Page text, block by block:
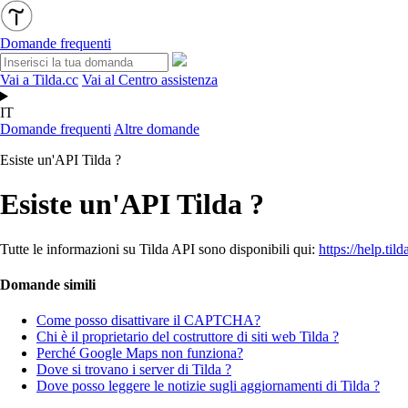
Domande frequenti
Vai a Tilda.cc Vai al Centro assistenza
IT
Domande frequenti Altre domande
Esiste un'API Tilda ?
Esiste un'API Tilda ?
Tutte le informazioni su Tilda API sono disponibili qui: https://
Domande simili
Come posso disattivare il CAPTCHA?
Chi è il proprietario del costruttore di siti web Tilda ?
Perché Google Maps non funziona?
Dove si trovano i server di Tilda ?
Dove posso leggere le notizie sugli aggiornamenti di Tilda ?